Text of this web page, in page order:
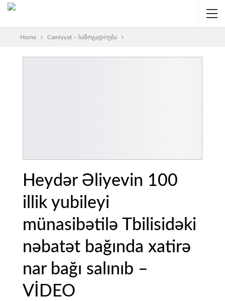
Home Cəmiyyət – საზოგადოება
Heydər Əliyevin 100
illik yubileyi
münasibətilə Tbilisidəki
nəbatət bağında xatirə
nar bağı salınıb –
VİDEO